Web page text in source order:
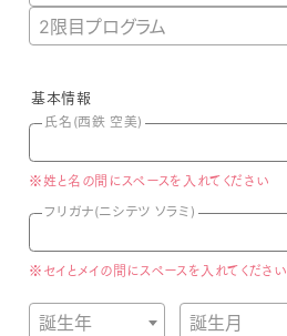
2限目プログラム
基本情報
氏名(西鉄 空美)
※姓と名の間にスペースを入れてください
フリガナ(ニシテツ ソラミ)
※セイとメイの間にスペースを入れてください
誕生年 誕生月